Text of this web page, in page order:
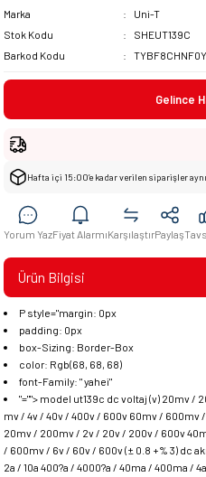
Marka
Uni-T
Stok Kodu
SHEUT139C
Barkod Kodu
Gelince
Hafta içi 15:00’e kadar verilen siparişler
Yorum YazFiyat AlarmıKarşılaştırPaylaş
Ürün Bilgisi
P style="margin: 0px
padding: 0px
box-Sizing: Border-Box
color: Rgb(68, 68, 68)
font-Family: " yahei"
"=""> model ut139c dc voltaj (v) 20mv /
mv / 4v / 40v / 400v / 600v 60mv / 600mv
20mv / 200mv / 2v / 20v / 200v / 600v
/ 600mv / 6v / 60v / 600v (± 0.8 +% 3) dc
2a / 10a 400?a / 4000?a / 40ma / 400ma /